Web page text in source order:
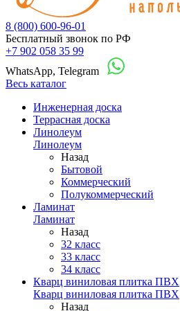
8 (800) 600-96-01
Бесплатный звонок по РФ
+7 902 058 35 99
WhatsApp, Telegram
Весь каталог
Инженерная доска
Террасная доска
Линолеум
Линолеум
Назад
Бытовой
Коммерческий
Полукоммерческий
Ламинат
Ламинат
Назад
32 класс
33 класс
34 класс
Кварц виниловая плитка ПВХ
Кварц виниловая плитка ПВХ
Назад